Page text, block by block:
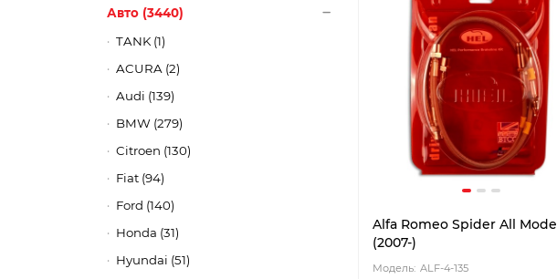
Авто (3440)
TANK (1)
ACURA (2)
Audi (139)
BMW (279)
Citroen (130)
Fiat (94)
Ford (140)
Honda (31)
Hyundai (51)
Alfa Romeo Spider All
(2007-)
ALF-4-135